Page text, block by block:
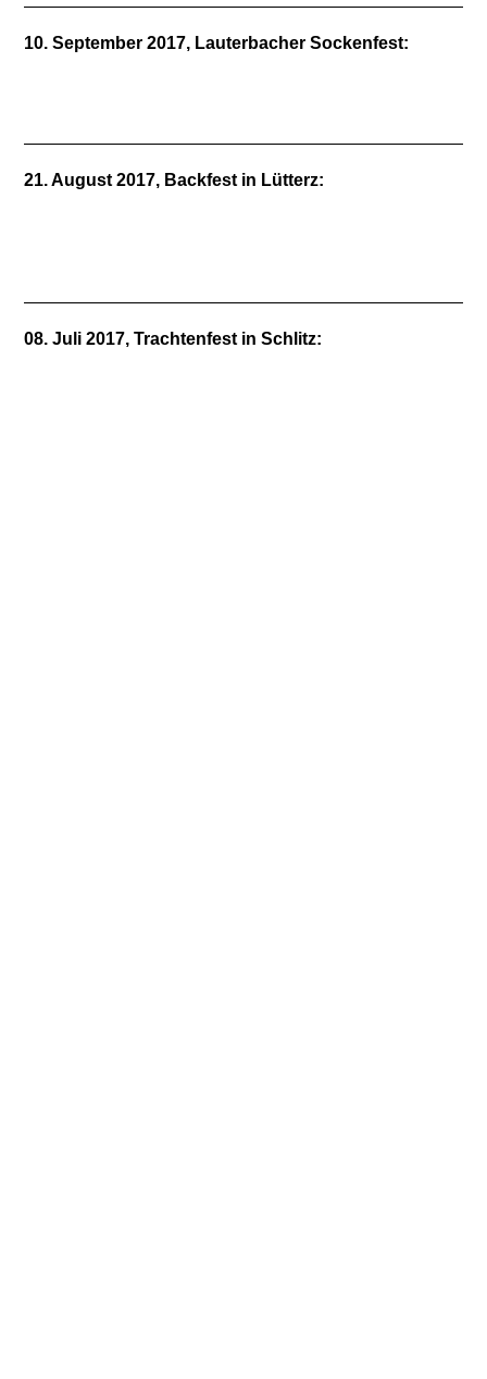
10. September 2017, Lauterbacher Sockenfest:
21. August 2017, Backfest in Lütterz:
08. Juli 2017, Trachtenfest in Schlitz: